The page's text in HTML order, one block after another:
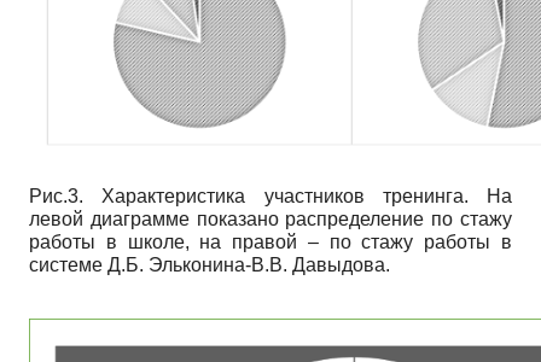
Рис.3. Характеристика участников тренинга. На
левой диаграмме показано распределение по стажу
работы в школе, на правой – по стажу работы в
системе Д.Б. Эльконина-В.В. Давыдова.